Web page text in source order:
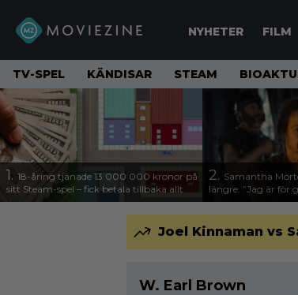
NYHETER FILM
TV-SPEL KÄNDISAR STEAM
1. 18-åring tjänade 13 000 000 kronor på
sitt Steam-spel – fick betala tillbaka allt
2. Samantha
längre: ”Jag är för
Joel Kinnaman vs
W. Earl Brown